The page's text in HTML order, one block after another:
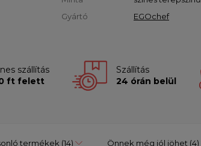
Gyártó
EGOchef
szállítás
ft felett
Szállítás
24 órán belül
termékek (14) Önnek még jól jöhet (4)